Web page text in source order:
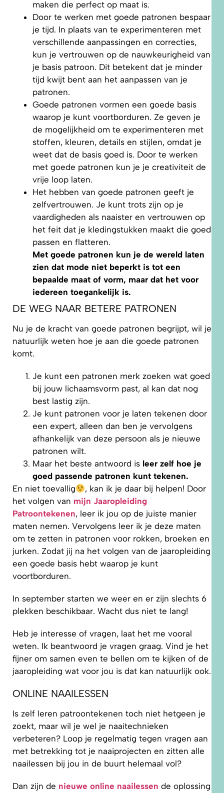
maken die perfect op maat is.
Door te werken met goede patronen bespaar
je tijd. In plaats van te experimenteren met
verschillende aanpassingen en correcties,
kun je vertrouwen op de nauwkeurigheid van
je basis patroon. Dit betekent dat je minder
tijd kwijt bent aan het aanpassen van je
patronen.
Goede patronen vormen een goede basis
waarop je kunt voortborduren. Ze geven je
de mogelijkheid om te experimenteren met
stoffen, kleuren, details en stijlen, omdat je
weet dat de basis goed is. Door te werken
met goede patronen kun je je creativiteit de
vrije loop laten.
Het hebben van goede patronen geeft je
zelfvertrouwen. Je kunt trots zijn op je
vaardigheden als naaister en vertrouwen op
het feit dat je kledingstukken maakt die goed
passen en flatteren.
Met goede patronen kun je de wereld laten
zien dat mode niet beperkt is tot een
bepaalde maat of vorm, maar dat het voor
iedereen toegankelijk is.
DE WEG NAAR BETERE PATRONEN
Nu je de kracht van goede patronen begrijpt, wil je
natuurlijk weten hoe je aan die goede patronen
komt.
Je kunt een patronen merk zoeken wat goed
bij jouw lichaamsvorm past, al kan dat nog
best lastig zijn.
Je kunt patronen voor je laten tekenen door
een expert, alleen dan ben je vervolgens
afhankelijk van deze persoon als je nieuwe
patronen wilt.
Maar het beste antwoord is leer zelf hoe je
goed passende patronen kunt tekenen.
En niet toevallig
, kan ik je daar bij helpen! Door
het volgen van mijn Jaaropleiding
Patroontekenen, leer ik jou op de juiste manier
maten nemen. Vervolgens leer ik je deze maten
om te zetten in patronen voor rokken, broeken en
jurken. Zodat jij na het volgen van de jaaropleiding
een goede basis hebt waarop je kunt
voortborduren.
In september starten we weer en er zijn slechts 6
plekken beschikbaar. Wacht dus niet te lang!
Heb je interesse of vragen, laat het me vooral
weten. Ik beantwoord je vragen graag. Vind je het
fijner om samen even te bellen om te kijken of de
jaaropleiding wat voor jou is dat kan natuurlijk ook.
ONLINE NAAILESSEN
Is zelf leren patroontekenen toch niet hetgeen je
zoekt, maar wil je wel je naaitechnieken
verbeteren? Loop je regelmatig tegen vragen aan
met betrekking tot je naaiprojecten en zitten alle
naailessen bij jou in de buurt helemaal vol?
Dan zijn de nieuwe online naailessen de oplossing